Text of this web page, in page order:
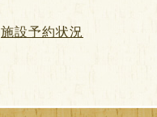
施設予約状況